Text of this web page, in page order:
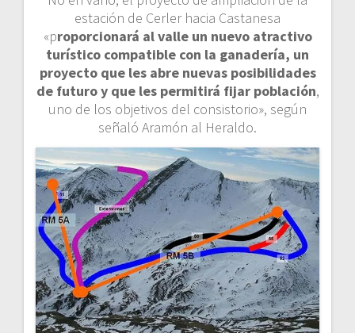
estación de Cerler hacia Castanesa
«proporcionará al valle un nuevo atractivo
turístico compatible con la ganadería, un
proyecto que les abre nuevas posibilidades
de futuro y que les permitirá fijar población,
uno de los objetivos del consistorio», según
señaló Aramón al Heraldo.